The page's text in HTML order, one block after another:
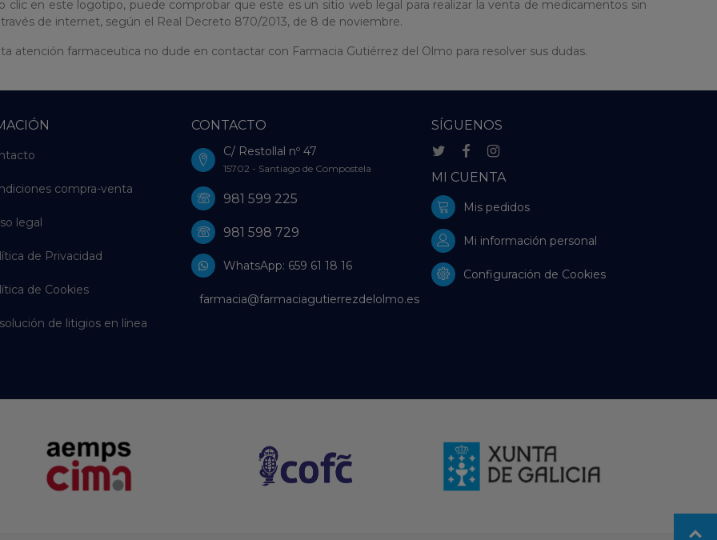
clic en este logotipo, puede comprobar que este es un sitio web legal para realizar la venta de medicamentos sin
de internet, según el Real Decreto 870/2013, de 8 de noviembre.
atención farmaceutica no dude en contactar con Farmacia Gutiérrez del Olmo para resolver sus dudas.
compra-venta
legal
de Privacidad
de Cookies
de litigios en línea
CONTACTO
C/ Restollal nº 47
15702 - Santiago de Compostela
981 599 225
981 598 729
WhatsApp: 659 61 18 16
farmacia@farmaciagutierrezdelolmo.es
SÍGUENOS
MI CUENTA
Mis pedidos
Mi información personal
Configuración de Cookies